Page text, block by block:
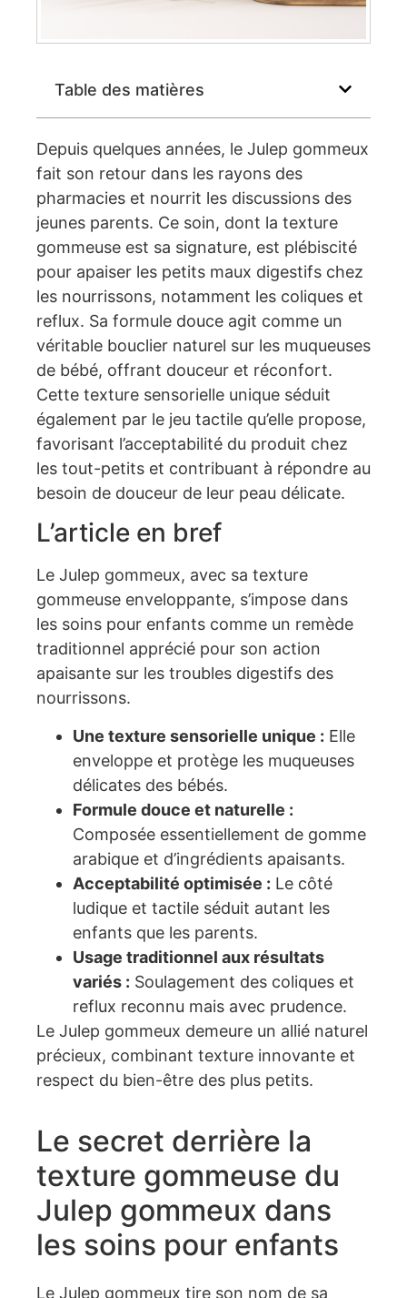
Table des matières
Depuis quelques années, le Julep gommeux
fait son retour dans les rayons des
pharmacies et nourrit les discussions des
jeunes parents. Ce soin, dont la texture
gommeuse est sa signature, est plébiscité
pour apaiser les petits maux digestifs chez
les nourrissons, notamment les coliques et
reflux. Sa formule douce agit comme un
véritable bouclier naturel sur les muqueuses
de bébé, offrant douceur et réconfort.
Cette texture sensorielle unique séduit
également par le jeu tactile qu’elle propose,
favorisant l’acceptabilité du produit chez
les tout-petits et contribuant à répondre au
besoin de douceur de leur peau délicate.
L’article en bref
Le Julep gommeux, avec sa texture
gommeuse enveloppante, s’impose dans
les soins pour enfants comme un remède
traditionnel apprécié pour son action
apaisante sur les troubles digestifs des
nourrissons.
Une texture sensorielle unique : Elle
enveloppe et protège les muqueuses
délicates des bébés.
Formule douce et naturelle :
Composée essentiellement de gomme
arabique et d’ingrédients apaisants.
Acceptabilité optimisée : Le côté
ludique et tactile séduit autant les
enfants que les parents.
Usage traditionnel aux résultats
variés : Soulagement des coliques et
reflux reconnu mais avec prudence.
Le Julep gommeux demeure un allié naturel
précieux, combinant texture innovante et
respect du bien-être des plus petits.
Le secret derrière la
texture gommeuse du
Julep gommeux dans
les soins pour enfants
Le Julep gommeux tire son nom de sa